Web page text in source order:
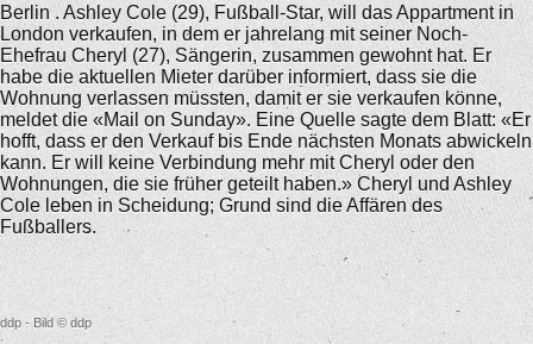
Berlin . Ashley Cole (29), Fußball-Star, will das Appartment in
London verkaufen, in dem er jahrelang mit seiner Noch-
Ehefrau Cheryl (27), Sängerin, zusammen gewohnt hat. Er
habe die aktuellen Mieter darüber informiert, dass sie die
Wohnung verlassen müssten, damit er sie verkaufen könne,
meldet die «Mail on Sunday». Eine Quelle sagte dem Blatt: «Er
hofft, dass er den Verkauf bis Ende nächsten Monats abwickeln
kann. Er will keine Verbindung mehr mit Cheryl oder den
Wohnungen, die sie früher geteilt haben.» Cheryl und Ashley
Cole leben in Scheidung; Grund sind die Affären des
Fußballers.
ddp - Bild © ddp